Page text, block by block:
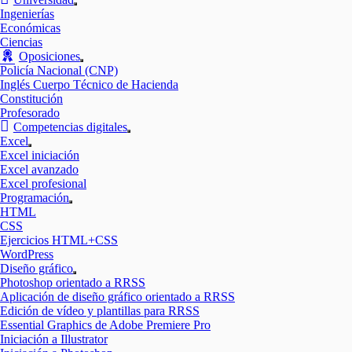
Mostrar
Ingenierías
Económicas
Ciencias
Oposiciones
Mostrar
el
submenú
Policía Nacional (CNP)
Inglés Cuerpo Técnico de Hacienda
Constitución
Profesorado
Competencias digitales
Mostrar
Excel
Mostrar
el
submenú
Excel iniciación
Excel avanzado
Excel profesional
Programación
Mostrar
HTML
CSS
Ejercicios HTML+CSS
WordPress
Diseño gráfico
Mostrar
el
submenú
Photoshop orientado a RRSS
Aplicación de diseño gráfico orientado a RRSS
Edición de vídeo y plantillas para RRSS
Essential Graphics de Adobe Premiere Pro
Iniciación a Illustrator